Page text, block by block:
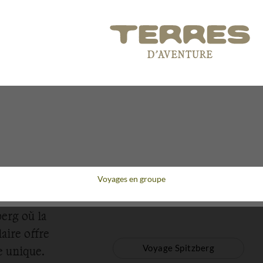
Voyages en groupe
où la
offre
unique.
Voyage Spitzberg